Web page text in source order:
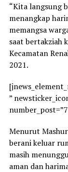
“Kita langsung
menangkap
memangsa
saat bertakziah
Kecamatan
2021.
”
Menurut
berani keluar
masih
aman dan